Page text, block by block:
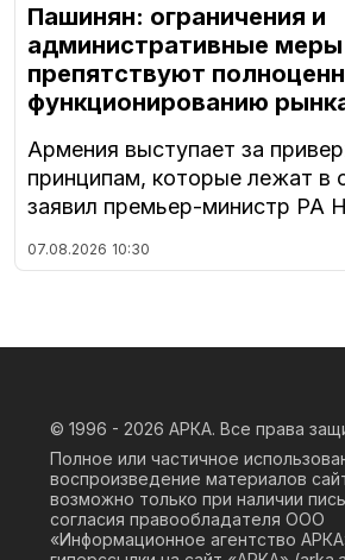
Пашинян: ограничения и
административные меры
препятствуют
функционированию
Армения выступает за
принципам, которые лежат в
заявил премьер-министр РА
07.08.2026 10:30
© 1996 - 2026 АРКА. Все права
Полное или частичное
воспроизведение материалов
возможно только при наличии
согласия правообладателя ООО
«Информационное агентство